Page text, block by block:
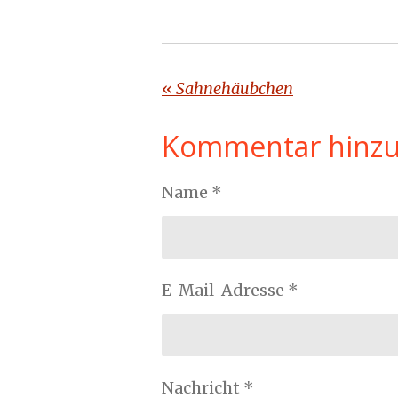
« Sahnehäubchen
Kommentar
Name *
E-Mail-Adresse *
Nachricht *